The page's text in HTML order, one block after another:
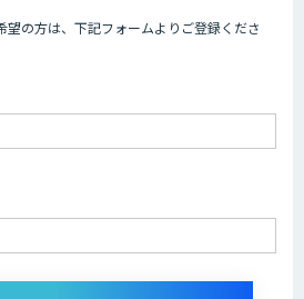
望の方は、下記フォームよりご登録くださ